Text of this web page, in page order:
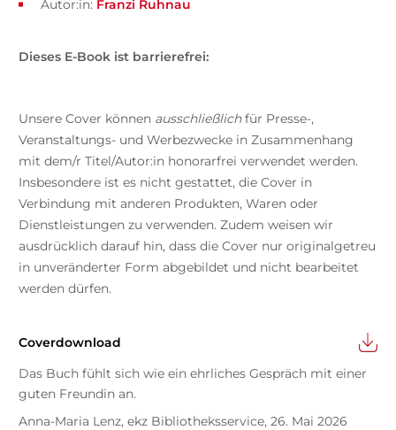
Autor:in: Franzi Ruhnau
Dieses E-Book ist barrierefrei:
Unsere Cover können ausschließlichfür Presse-,
Veranstaltungs- und Werbezwecke in Zusammenhang
mit dem/r Titel/Autor:in honorarfrei verwendet werden.
Insbesondere ist es nicht gestattet, die Cover in
Verbindung mit anderen Produkten, Waren oder
Dienstleistungen zu verwenden. Zudem weisen wir
ausdrücklich darauf hin, dass die Cover nur originalgetreu
in unveränderter Form abgebildet und nicht bearbeitet
werden dürfen.
Coverdownload
Das Buch fühlt sich wie ein ehrliches Gespräch mit einer
guten Freundin an.
Anna-Maria Lenz, ekz Bibliotheksservice, 26. Mai 2026